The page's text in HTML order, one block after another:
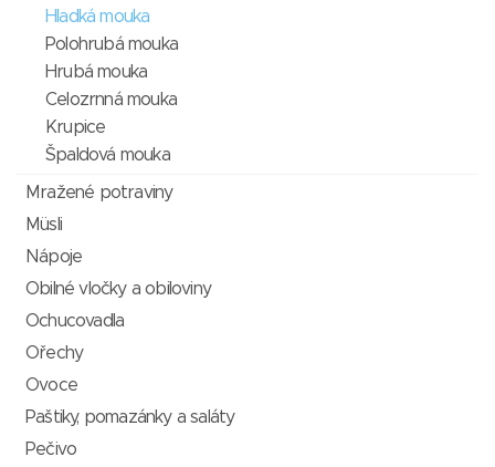
Hladká mouka
Polohrubá mouka
Hrubá mouka
Celozrnná mouka
Krupice
Špaldová mouka
Mražené potraviny
Müsli
Nápoje
Obilné vločky a obiloviny
Ochucovadla
Ořechy
Ovoce
Paštiky, pomazánky a saláty
Pečivo